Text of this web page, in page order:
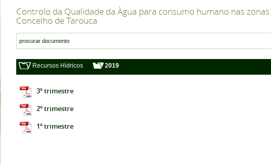
Controlo da Qualidade da Àgua para consumo humano nas
Concelho de Tarouca
Recursos Hídricos 2019
3º trimestre
2º trimestre
1º trimestre